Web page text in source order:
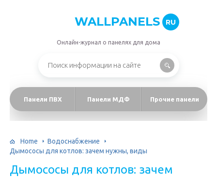
WALLPANELS RU
Онлайн-журнал о панелях для дома
Панели ПВХ Панели МДФ Прочие панели
Home
Водоснабжение
Дымососы для котлов: зачем нужны, виды
Дымососы для котлов: зачем